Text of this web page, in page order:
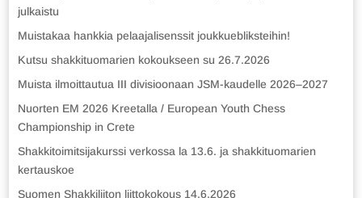
julkaistu
Muistakaa hankkia pelaajalisenssit joukkuebliksteihin!
Kutsu shakkituomarien kokoukseen su 26.7.2026
Muista ilmoittautua III divisioonaan JSM-kaudelle 2026–2027
Nuorten EM 2026 Kreetalla / European Youth Chess
Championship in Crete
Shakkitoimitsijakurssi verkossa la 13.6. ja shakkituomarien
kertauskoe
Suomen Shakkiliiton liittokokous 14.6.2026